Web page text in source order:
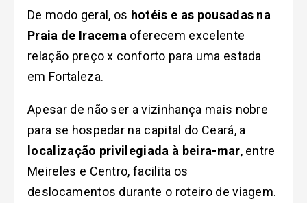
De modo geral, os hotéis e as pousadas na
Praia de Iracema oferecem excelente
relação preço x conforto para uma estada
em Fortaleza.
Apesar de não ser a vizinhança mais nobre
para se hospedar na capital do Ceará, a
localização privilegiada à beira-mar, entre
Meireles e Centro, facilita os
deslocamentos durante o roteiro de viagem.